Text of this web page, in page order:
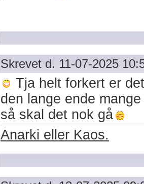
Skrevet d. 11-07-2025
Tja helt forkert er
den lange ende
så skal det nok gå
Anarki eller Kaos.